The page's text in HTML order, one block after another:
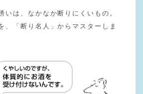
いは、なかなか断りにくいもの。
、「断り名人」からマスターしま